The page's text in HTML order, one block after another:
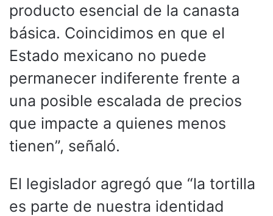
producto esencial de la canasta
básica. Coincidimos en que el
Estado mexicano no puede
permanecer indiferente frente a
una posible escalada de precios
que impacte a quienes menos
tienen”, señaló.
El legislador agregó que “la tortilla
es parte de nuestra identidad